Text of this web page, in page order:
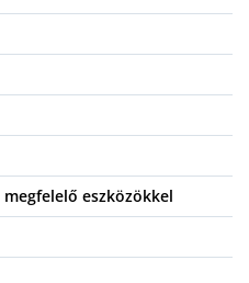
eszközökkel